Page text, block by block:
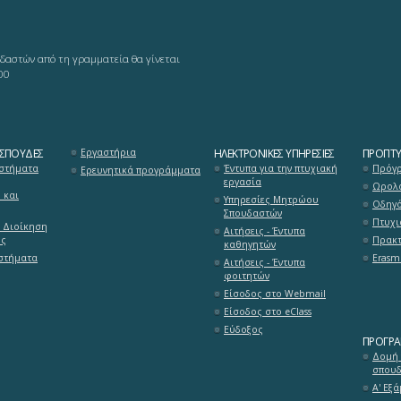
από τη γραμματεία θα γίνεται
Εργαστήρια
Ερευνητικά προγράμματα
ΗΛΕΚΤΡΟΝΙΚΈΣ ΥΠΗΡΕΣΊΕΣ
Έντυπα για την πτυχιακή
εργασία
Υπηρεσίες Μητρώου
Σπουδαστών
Αιτήσεις - Έντυπα
καθηγητών
Αιτήσεις - Έντυπα
φοιτητών
Είσοδος στο Webmail
Είσοδος στο eClass
Εύδοξος
Δομή
Α'